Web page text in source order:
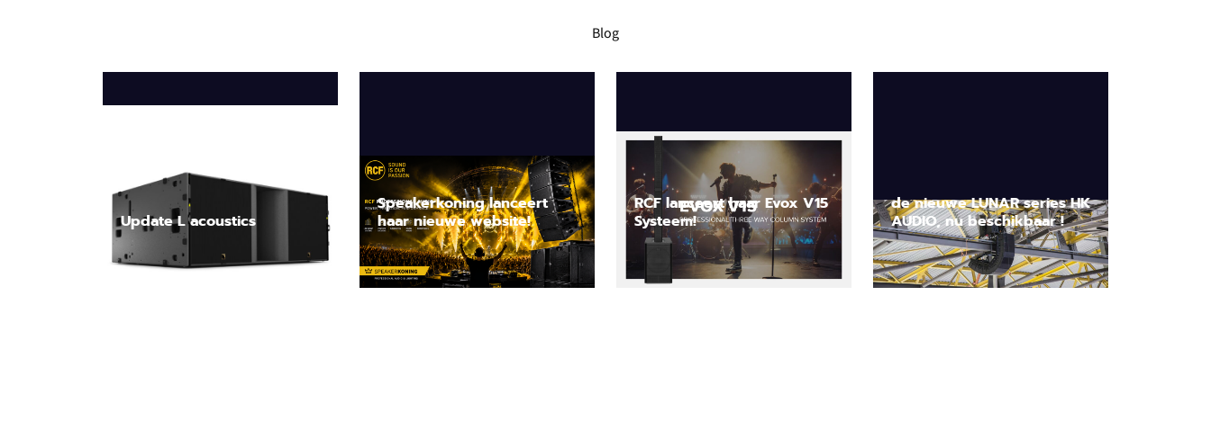
Blog
Update L acoustics
Lees nieuwsbericht
Speakerkoning lanceert
haar nieuwe website!
Lees nieuwsbericht
RCF lanceert haar Evox V15
Systeem!
Lees nieuwsbericht
de nieuwe LUNAR series HK
AUDIO, nu beschikbaar !
Lees nieuwsbericht